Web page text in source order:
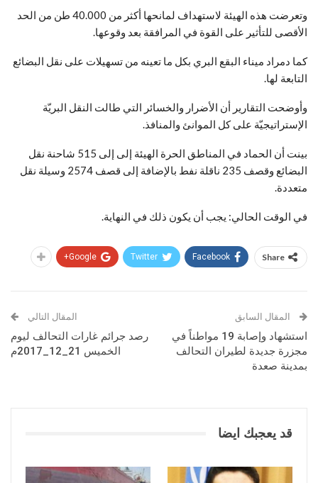
وتعرضت هذه الهيئة لاستهداف لمانحها أكثر من 40.000 طن من الحد
الأقصى للتأثير على القوة في المرافقة بعد وقوعها.
كما دمراد ميناء البقع البري بكل ما تعينه من تسهيلات على نقل البضائع
التابعة لها.
وأوضحت التقارير أن الأضرار والخسائر التي طالت النقل البريّة
الإستراتيجيّة على كل الموانئ والمنافذ.
بينت أن الحماد في المناطق الحرة الهيئة إلى إلى 515 شاحنة نقل
البضائع وقصف 235 ناقلة نفط بالإضافة إلى قصف 2574 وسيلة نقل
متعددة.
في الوقت الحالي: يجب أن يكون ذلك في النهاية.
Share
Facebook
Twitter
Google+
المقال السابق
استشهاد وإصابة 19 مواطناً في
مجزرة جديدة لطيران التحالف
بمدينة صعدة
المقال التالي
رصد جرائم غارات التحالف ليوم
الخميس 21_12_2017م
قد يعجبك ايضا